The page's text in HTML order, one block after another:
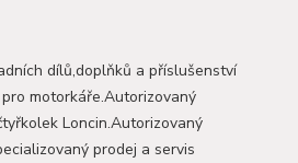
dílů,doplňků a příslušenství
motorkáře.Autorizovaný
Loncin.Autorizovaný
prodej a servis